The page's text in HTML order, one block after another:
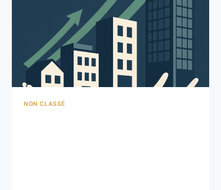
NON CLASSÉ